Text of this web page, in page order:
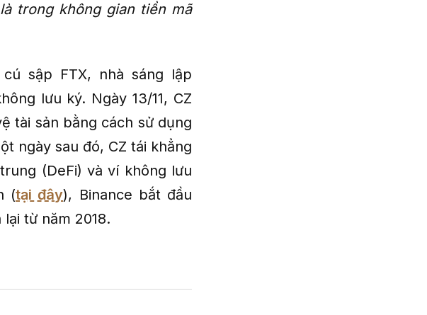
trong không gian tiền mã
sập FTX, nhà sáng lập
lưu ký. Ngày 13/11, CZ
tài sản bằng cách sử dụng
ngày sau đó, CZ tái khẳng
(DeFi) và ví không lưu
(tại đây), Binance bắt đầu
từ năm 2018.